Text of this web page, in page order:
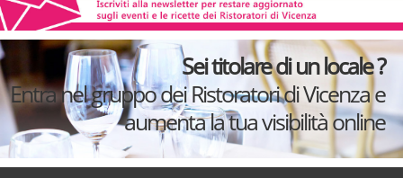
Sei titolare di un locale ?
Entra nel gruppo dei Ristoratori di Vicenza e
aumenta la tua visibilità online